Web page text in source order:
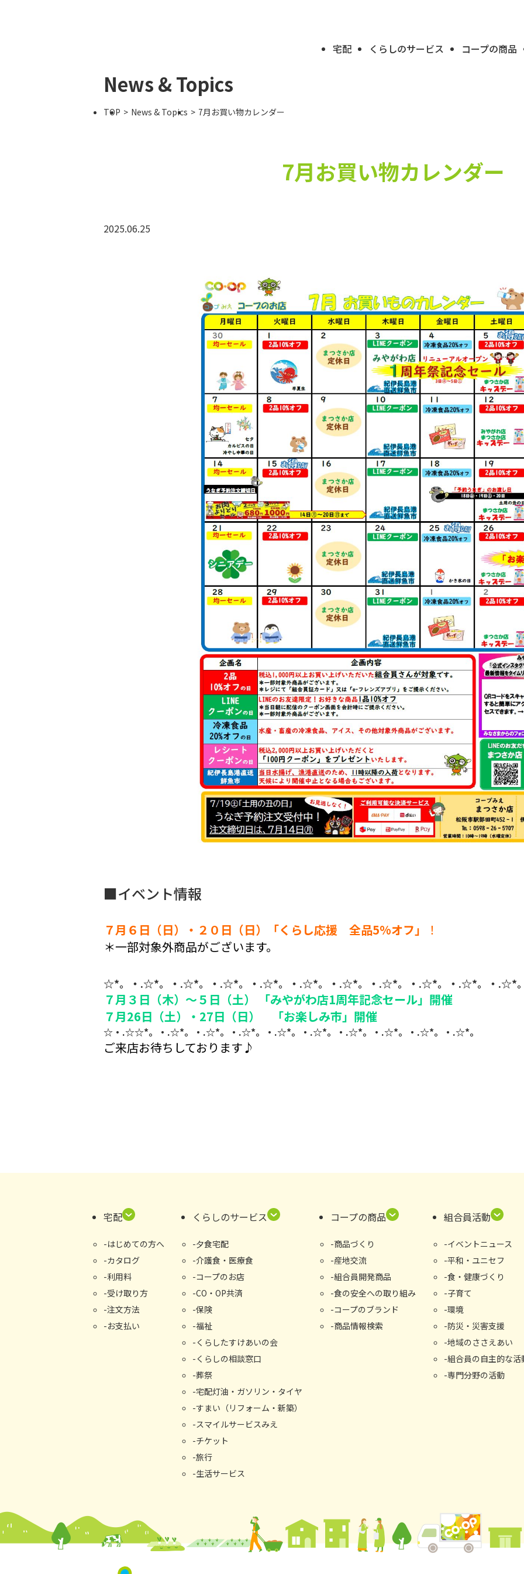
宅配 くらしのサービス コープの商品
News & Topics
TOP News & Topics 7月お買い物カレンダー
7月お買い物カレンダー
2025.06.25
■イベント情報
７月６日（日）・２０日（日）「くらし応援 全品5%オフ」
！
＊一部対象外商品がございます。
☆*。・.☆*。・.☆*。・.☆*。・.☆*。・.☆*。・.☆*。・.☆*。・.☆*。・.☆*。・.☆*
７月３日（木）～５日（土） 「みやがわ店1周年記念セール」開催
７月26日（土）・27日（日） 「お楽しみ市」開催
☆・.☆☆*。・.☆*。・.☆*。・.☆*。・.☆*。・.☆*。・.☆*。・.☆*。・.☆*。・.☆*。
ご来店お待ちしております♪
宅配
はじめての⽅へ
カタログ
利用料
受け取り⽅
注文方法
お支払い
くらしのサービス
夕食宅配
介護食・医療食
コープのお店
CO・OP共済
保険
福祉
くらしたすけあいの会
くらしの相談窓⼝
葬祭
宅配灯油・ガソリン・タイヤ
すまい（リフォーム・新築）
スマイルサービスみえ
チケット
旅行
生活サービス
コープの商品
商品づくり
産地交流
組合員開発商品
食の安全への取り組み
コープのブランド
商品情報検索
組合員活動
イベントニュース
平和・ユニセフ
食・健康づくり
子育て
環境
防災・災害支援
地域のささえあい
組合員の自主的な活
専門分野の活動